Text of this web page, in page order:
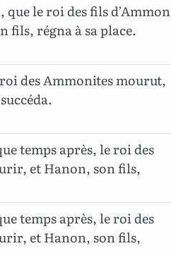
le roi des fils d’Ammon
fils, régna à sa place.
des Ammonites mourut,
temps après, le roi des
et Hanon, son fils,
temps après, le roi des
et Hanon, son fils,